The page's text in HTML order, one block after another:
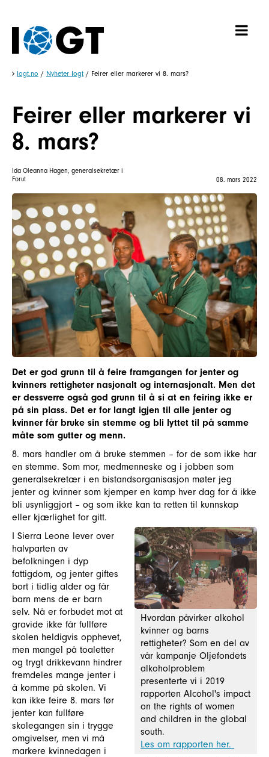
Iogt.no / Nyheter Iogt / Feirer eller markerer vi 8. mars?
Feirer eller markerer vi
8. mars?
Ida Oleanna Hagen, generalsekretær i
Forut
08. mars 2022
Det er god grunn til å feire framgangen for jenter og
kvinners rettigheter nasjonalt og internasjonalt. Men det
er dessverre også god grunn til å si at en feiring ikke er
på sin plass. Det er for langt igjen til alle jenter og
kvinner får bruke sin stemme og bli lyttet til på samme
måte som gutter og menn.
8. mars handler om å bruke stemmen – for de som ikke har
en stemme. Som mor, medmenneske og i jobben som
generalsekretær i en bistandsorganisasjon møter jeg
jenter og kvinner som kjemper en kamp hver dag for å ikke
bli usynliggjort – og som ikke kan ta retten til kunnskap
eller kjærlighet for gitt.
Hvordan påvirker alkohol
kvinner og barns
rettigheter? Som en del av
vår kampanje Oljefondets
alkoholproblem
presenterte vi i 2019
rapporten Alcohol's impact
on the rights of women
and children in the global
south.
Les om rapporten her.
I Sierra Leone lever over
halvparten av
befolkningen i dyp
fattigdom, og jenter giftes
bort i tidlig alder og får
barn mens de er barn
selv. Nå er forbudet mot at
gravide ikke får fullføre
skolen heldigvis opphevet,
men mangel på toaletter
og trygt drikkevann hindrer
fremdeles mange jenter i
å komme på skolen. Vi
kan ikke feire 8. mars før
jenter kan fullføre
skolegangen sin i trygge
omgivelser, men vi må
markere kvinnedagen i